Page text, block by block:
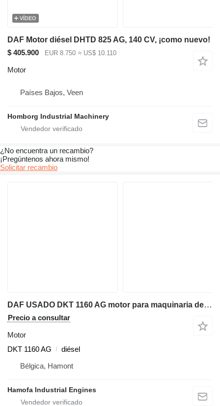
VÍDEO
DAF Motor diésel DHTD 825 AG, 140 CV, ¡como nuevo!
$ 405.900
EUR 8.750 ≈ US$ 10.110
Motor
Países Bajos, Veen
Homborg Industrial Machinery
¿No encuentra un recambio?
¡Pregúntenos ahora mismo!
Solicitar recambio
DAF USADO DKT 1160 AG motor para maquinaria de construcción
Precio a consultar
Motor
DKT 1160 AG
diésel
Bélgica, Hamont
Hamofa Industrial Engines